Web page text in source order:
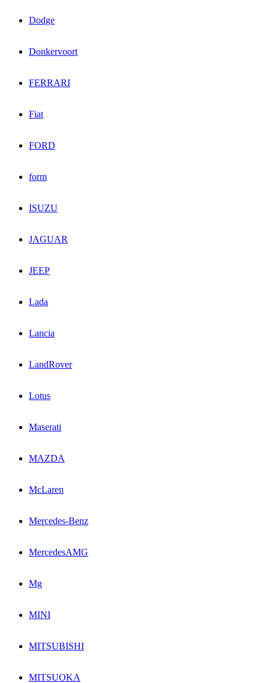
Dodge
Donkervoort
FERRARI
Fiat
FORD
form
ISUZU
JAGUAR
JEEP
Lada
Lancia
LandRover
Lotus
Maserati
MAZDA
McLaren
Mercedes-Benz
MercedesAMG
Mg
MINI
MITSUBISHI
MITSUOKA